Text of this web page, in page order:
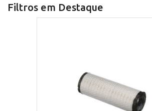
Filtros em Destaque